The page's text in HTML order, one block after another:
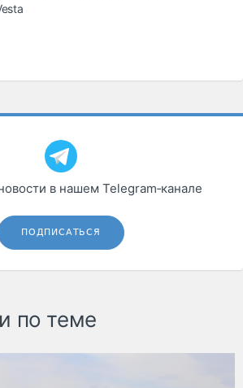
в нашем Telegram‑канале
ПОДПИСАТЬСЯ
по теме